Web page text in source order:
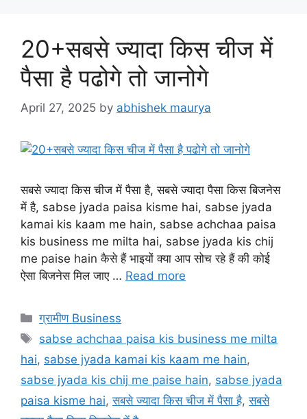
20+सबसे ज्यादा किस चीज में
पैसा है पढोगे तो जानोगे
April 27, 2025 by abhishek maurya
सबसे ज्यादा किस चीज में पैसा है, सबसे ज्यादा पैसा किस बिजनेस
में है, sabse jyada paisa kisme hai, sabse jyada
kamai kis kaam me hain, sabse achchaa paisa
kis business me milta hai, sabse jyada kis chij
me paise hain कैसे हैं भाइयों क्या आप सोच रहे हैं की कोई
ऐसा बिजनेस मिल जाए … Read more
Categories
ग्रामीण Business
Tags
sabse achchaa paisa kis business me milta
hai, sabse jyada kamai kis kaam me hain,
sabse jyada kis chij me paise hain, sabse jyada
paisa kisme hai,सबसे ज्यादा किस चीज में पैसा है,सबसे